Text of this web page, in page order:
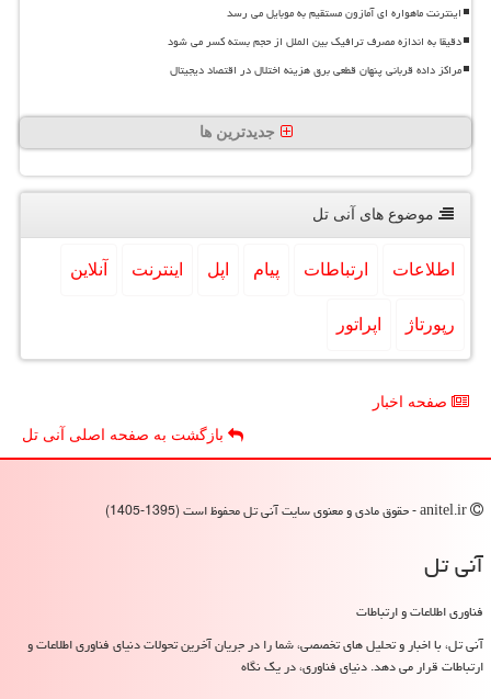
اینترنت ماهواره ای آمازون مستقیم به موبایل می رسد
دقیقا به اندازه مصرف ترافیک بین الملل از حجم بسته کسر می شود
مراکز داده قربانی پنهان قطعی برق هزینه اختلال در اقتصاد دیجیتال
جدیدترین ها
موضوع های آنی تل
اطلاعات ارتباطات پیام اپل اینترنت آنلاین
رپورتاژ اپراتور
صفحه اخبار
بازگشت به صفحه اصلی آنی تل
آنی تل
فناوری اطلاعات و ارتباطات
آنی تل، با اخبار و تحلیل های تخصصی، شما را در جریان آخرین تحولات دنیای فناوری اطلاعات و
ارتباطات قرار می دهد. دنیای فناوری، در یک نگاه